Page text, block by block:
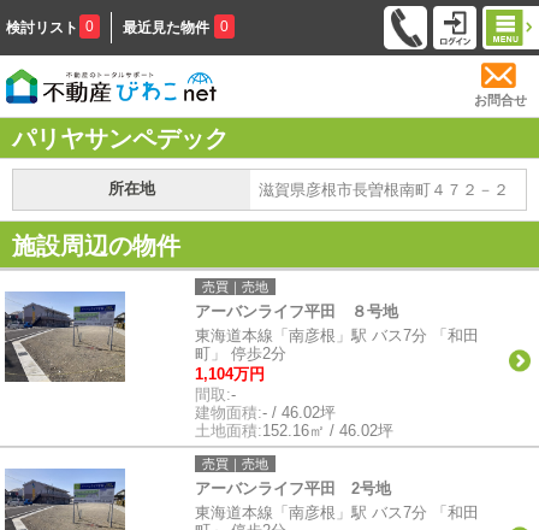
検討リスト 0 最近見た物件 0
お問合せ
パリヤサンペデック
所在地 滋賀県彦根市長曽根南町４７２－２
施設周辺の物件
売買｜売地
アーバンライフ平田 ８号地
東海道本線「南彦根」駅 バス7分 「和田
町」 停歩2分
1,104万円
間取:-
建物面積:- / 46.02坪
土地面積:152.16㎡ / 46.02坪
売買｜売地
アーバンライフ平田 2号地
東海道本線「南彦根」駅 バス7分 「和田